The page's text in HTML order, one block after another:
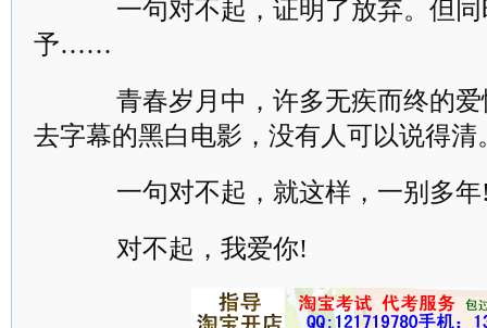
一句对不起，证明了放弃。但同
予……
青春岁月中，许多无疾而终的爱
去字幕的黑白电影，没有人可以说得
一句对不起，就这样，一别多
对不起，我爱你!